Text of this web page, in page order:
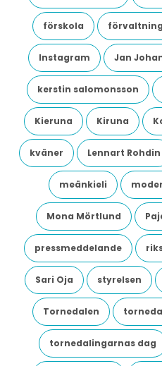
förskola
Instagram Jan
kerstin salomonsson
Kieruna Kiruna
kväner Lennart Rohdin
meänkieli
Mona Mörtlund
pressmeddelande
Sari Oja styrelsen
Tornedalen
tornedalingarnas dag